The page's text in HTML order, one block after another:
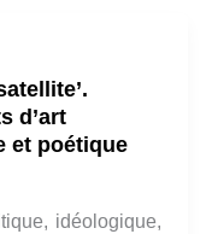
d’art
et poétique
idéologique,